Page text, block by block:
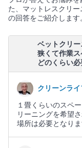
た、マットレスクリ
の回答をご紹介します
ベットクリ
狭くて作業
どのくらい必
クリーンライ
１畳くらいのスペ
リーニングを希望
場所は必要となり